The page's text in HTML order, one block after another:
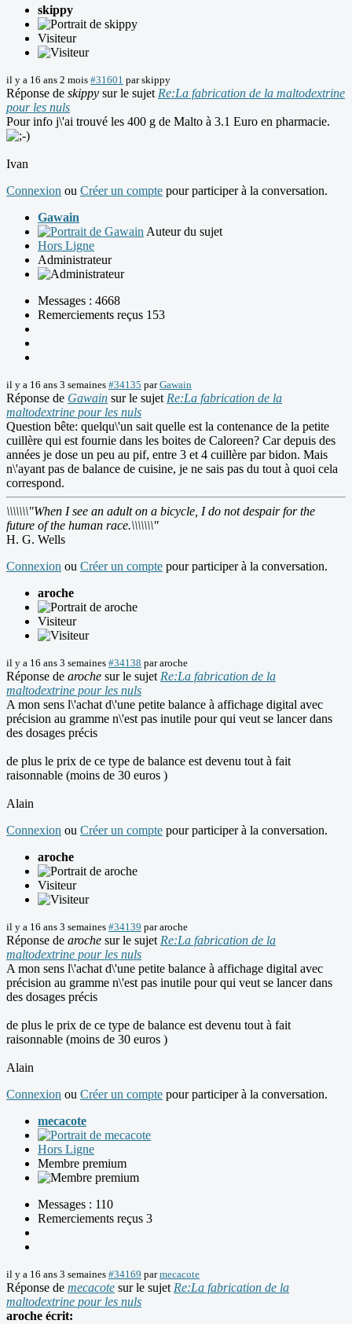
skippy
Visiteur
il y a 16 ans 2 mois #31601 parskippy
Réponse de skippy sur le sujet Re:La fabrication de la maltodextrine
pour les nuls
Pour info j\'ai trouvé les 400 g de Malto à 3.1 Euro en pharmacie.
Ivan
Connexion ou Créer un compte pour participer à la conversation.
Gawain
Auteur du sujet
Hors Ligne
Administrateur
Messages : 4668
Remerciements reçus 153
il y a 16 ans 3 semaines #34135 parGawain
Réponse de Gawain sur le sujet Re:La fabrication de la
maltodextrine pour les nuls
Question bête: quelqu\'un sait quelle est la contenance de la petite
cuillère qui est fournie dans les boites de Caloreen? Car depuis des
années je dose un peu au pif, entre 3 et 4 cuillère par bidon. Mais
n\'ayant pas de balance de cuisine, je ne sais pas du tout à quoi cela
correspond.
\\\\\\\"When I see an adult on a bicycle, I do not despair for the
future of the human race.\\\\\\\"
H. G. Wells
Connexion ou Créer un compte pour participer à la conversation.
aroche
Visiteur
il y a 16 ans 3 semaines #34138 pararoche
Réponse de aroche sur le sujet Re:La fabrication de la
maltodextrine pour les nuls
A mon sens l\'achat d\'une petite balance à affichage digital avec
précision au gramme n\'est pas inutile pour qui veut se lancer dans
des dosages précis
de plus le prix de ce type de balance est devenu tout à fait
raisonnable (moins de 30 euros )
Alain
Connexion ou Créer un compte pour participer à la conversation.
aroche
Visiteur
il y a 16 ans 3 semaines #34139 pararoche
Réponse de aroche sur le sujet Re:La fabrication de la
maltodextrine pour les nuls
A mon sens l\'achat d\'une petite balance à affichage digital avec
précision au gramme n\'est pas inutile pour qui veut se lancer dans
des dosages précis
de plus le prix de ce type de balance est devenu tout à fait
raisonnable (moins de 30 euros )
Alain
Connexion ou Créer un compte pour participer à la conversation.
mecacote
Hors Ligne
Membre premium
Messages : 110
Remerciements reçus 3
il y a 16 ans 3 semaines #34169 parmecacote
Réponse de mecacote sur le sujet Re:La fabrication de la
maltodextrine pour les nuls
aroche écrit: